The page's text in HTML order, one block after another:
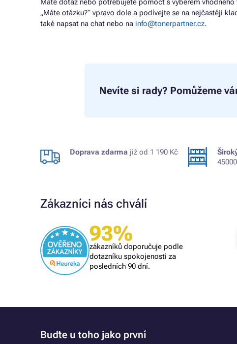
Máte dotaz nebo potřebujete pomoct s výběrem
„Máte otázku?“ vpravo dole a podívejte se na nejčastěji
také napsat na chat nebo na info@tonerpartner.cz.
Nevíte si rady? Pomůžeme
Doprava zdarma již od 1 190 Kč
Zákazníci nás chválí
93%
zákazníků doporučuje podle
dotazníku spokojenosti za
posledních 90 dní.
Ověřený zákazník
naprostý spoleh
vše O,K,
Buďte u toho jako první